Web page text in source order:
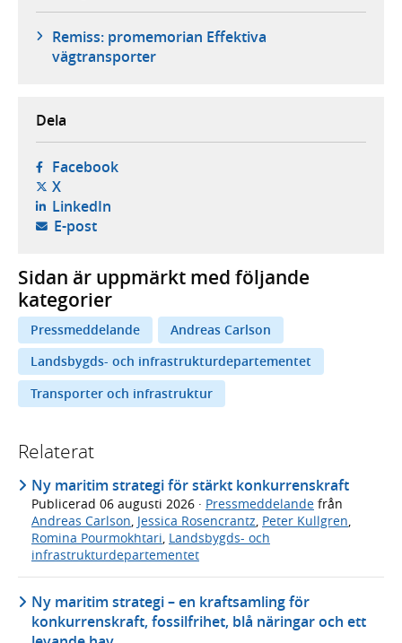
Remiss: promemorian Effektiva
vägtransporter
Dela
Facebook- öppnas i ny flik, extern webbplats,
X- öppnas i ny flik, extern webbplats,
LinkedIn- öppnas i ny flik, extern webbplats,
E-post- öppnar din e-postklient,
Sidan är uppmärkt med följande
kategorier
Pressmeddelande
Andreas Carlson
Landsbygds- och infrastrukturdepartementet
Transporter och infrastruktur
Relaterat
Ny maritim strategi för stärkt konkurrenskraft
Publicerad 06 augusti 2026 · Pressmeddelande från
Andreas Carlson, Jessica Rosencrantz, Peter Kullgren,
Romina Pourmokhtari, Landsbygds- och
infrastrukturdepartementet
Ny maritim strategi – en kraftsamling för
konkurrenskraft, fossilfrihet, blå näringar och ett